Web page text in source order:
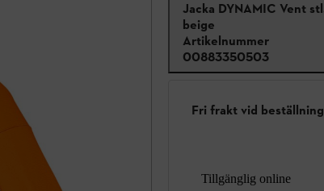
Jacka DYNAMIC Vent
beige
Artikelnummer
00883350503
Fri frakt vid
Tillgänglig online